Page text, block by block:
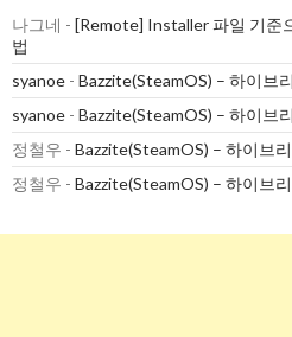
나그네 - [Remote] Installer 파일 기준
법
syanoe - Bazzite(SteamOS) – 하이브
syanoe - Bazzite(SteamOS) – 하이브
정철우 - Bazzite(SteamOS) – 하이브
정철우 - Bazzite(SteamOS) – 하이브